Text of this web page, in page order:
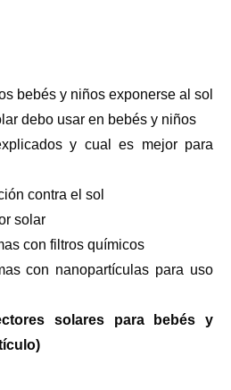
bebés y niños exponerse al sol
debo usar en bebés y niños
y cual es mejor para
contra el sol
solar
con filtros químicos
con nanopartículas para uso
solares para bebés y